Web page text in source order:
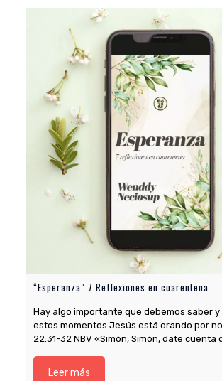
“Esperanza” 7 Reflexiones en cuarentena
Hay algo importante que debemos saber y
estos momentos Jesús está orando por
22:31-32 NBV «Simón, Simón, date cuenta
Leer más